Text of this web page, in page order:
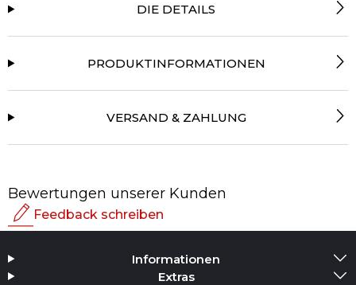
DIE DETAILS
PRODUKTINFORMATIONEN
VERSAND & ZAHLUNG
Bewertungen unserer Kunden
Feedback schreiben
Medium hinzufügen
Informationen
Extras